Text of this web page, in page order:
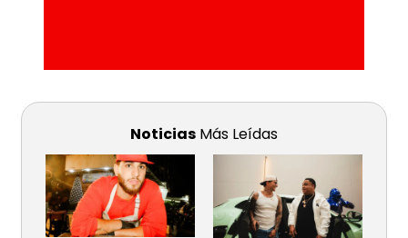
Noticias Más Leídas